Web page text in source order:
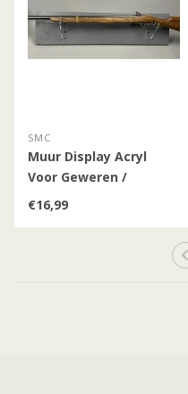
SMC
Muur Display Acryl
Voor Geweren /
Zwaarden
€16,99